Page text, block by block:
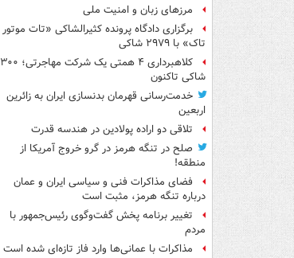
مرزهای زبان و امنیت ملی
برگزاری دادگاه پرونده کثیرالشاکی «تات موتور
تاک» با ۲۹۷۹ شاکی
کلاهبرداری ۴ همتی یک شرکت مهاجرتی؛ ۳۰۰
شاکی تاکنون
خدمت‌رسانی قهرمان بدنسازی ایران به زائرین
اربعین
تلاقی دو اراده پولادین در هندسه قدرت
صلح در تنگه هرمز در گرو خروج آمریکا از
منطقه!
فضای مذاکرات فنی و سیاسی ایران و عمان
درباره تنگه هرمز، مثبت است
تغییر برنامه پخش گفت‌وگوی رئیس‌جمهور با
مردم
مذاکرات با عمانی‌ها وارد فاز تازه‌ای شده است